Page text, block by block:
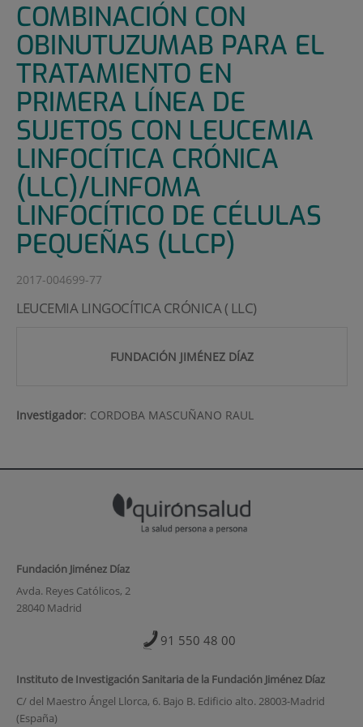
COMBINACIÓN CON
OBINUTUZUMAB PARA EL
TRATAMIENTO EN
PRIMERA LÍNEA DE
SUJETOS CON LEUCEMIA
LINFOCÍTICA CRÓNICA
(LLC)/LINFOMA
LINFOCÍTICO DE CÉLULAS
PEQUEÑAS (LLCP)
2017-004699-77
LEUCEMIA LINGOCÍTICA CRÓNICA ( LLC)
FUNDACIÓN JIMÉNEZ DÍAZ
Investigador: CORDOBA MASCUÑANO RAUL
Fundación Jiménez Díaz
Avda. Reyes Católicos, 2
28040 Madrid
91 550 48 00
Instituto de Investigación Sanitaria de la Fundación Jiménez Díaz
C/ del Maestro Ángel Llorca, 6. Bajo B. Edificio alto. 28003-Madrid
(España)